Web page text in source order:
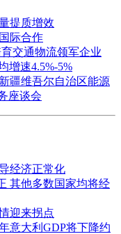
提质增效
际合作
交通物流领军企业
增速4.5%-5%
疆维吾尔自治区能源
座谈会
经济正常化
其他多数国家均将经
迎来拐点
意大利GDP将下降约